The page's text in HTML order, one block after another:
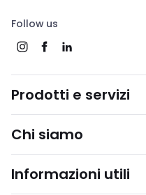
Follow us
Prodotti e servizi
Chi siamo
Informazioni utili